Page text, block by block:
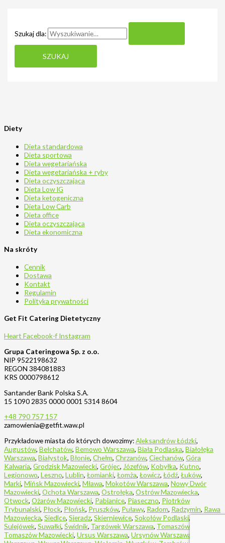
Szukaj dla:
Diety
Dieta standardowa
Dieta sportowa
Dieta wegetariańska
Dieta wegetariańska + ryby
Dieta oczyszczająca
Dieta Low IG
Dieta ketogeniczna
Dieta Low Carb
Dieta office
Dieta oczyszczająca
Dieta ekonomiczna
Na skróty
Cennik
Dostawa
Kontakt
Regulamin
Polityka prywatności
Get Fit Catering Dietetyczny
Heart Facebook-f Instagram
Grupa Cateringowa Sp. z o.o.
NIP 9522198632
REGON 384081883
KRS 0000798612
Santander Bank Polska S.A.
15 1090 2835 0000 0001 5314 8604
+48 790 757 157
zamowienia@getfit.waw.pl
Przykładowe miasta do których dowozimy:Aleksandrów Łódzki,
Augustów, Bełchatów, Bemowo Warszawa, Biała Podlaska, Białołęka
Warszawa, Białystok, Błonie, Chełm, Chrzanów, Ciechanów, Góra
Kalwaria, Grodzisk Mazowiecki, Grójec, Józefów, Kobyłka, Kutno,
Legionowo, Leszno, Lublin, Łomianki, Łomża, Łowicz, Łódź, Łuków,
Marki, Mińsk Mazowiecki, Mława, Mokotów Warszawa, Nowy Dwór
Mazowiecki, Ochota Warszawa, Ostrołęka, Ostrów Mazowiecka,
Otwock, Ożarów Mazowiecki, Pabianice, Piaseczno, Piotrków
Trybunalski, Płock, Płońsk, Pruszków, Puławy, Radom, Radzymin, Rawa
Mazowiecka, Siedlce, Sieradz, Skierniewice, Sokołów Podlaski,
Sulejówek, Suwałki, Świdnik, Targówek Warszawa, Tomaszów Lubelski
Tomaszów Mazowiecki, Ursus Warszawa, Ursynów Warszawa